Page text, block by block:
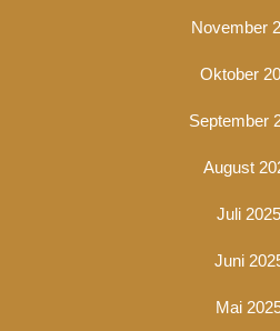
November
Oktober
September
August
Juli 2025
Juni
Mai